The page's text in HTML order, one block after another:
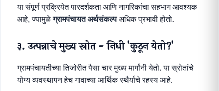
या संपूर्ण प्रक्रियेत पारदर्शकता आणि नागरिकांचा सहभाग आवश्यक
आहे, ज्यामुळेग्रामपंचायत अर्थसंकल्पअधिक प्रभावी होतो.
३. उत्पन्नाचे मुख्य स्रोत - निधी 'कुठून येतो?'
ग्रामपंचायतीच्या तिजोरीत पैसा चार मुख्य मार्गांनी येतो. या स्रोतांचे
योग्य व्यवस्थापन हेच गावाच्या आर्थिक स्थैर्याचे रहस्य आहे.